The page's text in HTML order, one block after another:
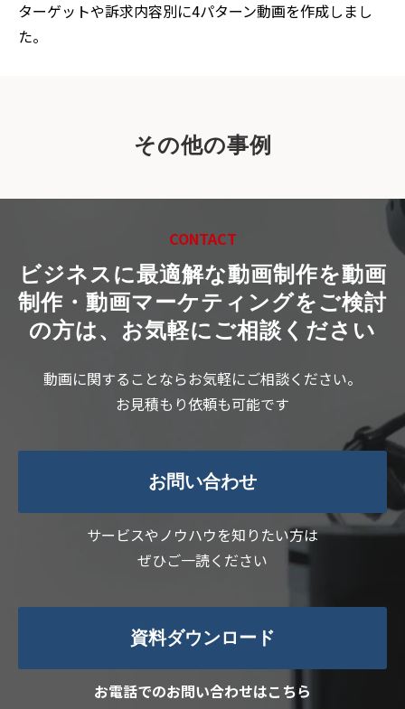
ターゲットや訴求内容別に4パターン動画を作成しまし
た。
その他の事例
CONTACT
ビジネスに最適解な動画制作を動画
制作・動画マーケティングをご検討
の方は、お気軽にご相談ください
動画に関することならお気軽にご相談ください。
お見積もり依頼も可能です
お問い合わせ
サービスやノウハウを知りたい方は
ぜひご一読ください
資料ダウンロード
お電話でのお問い合わせはこちら